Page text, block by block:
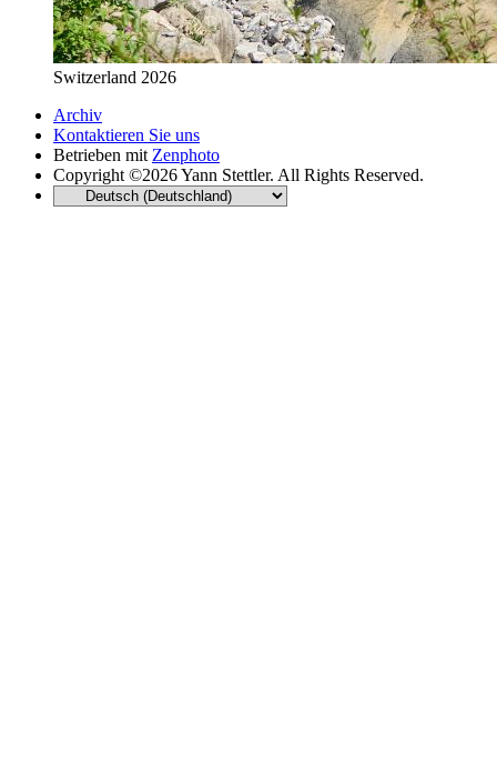
Switzerland 2026
Archiv
Kontaktieren Sie uns
Betrieben mit Zenphoto
Copyright ©2026 Yann Stettler. All Rights Reserved.